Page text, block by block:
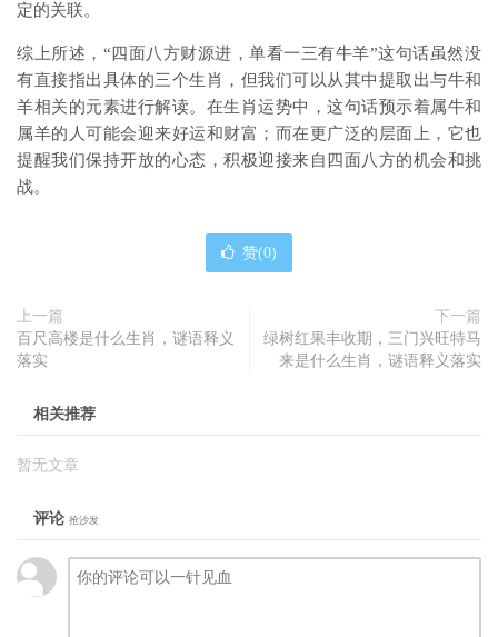
定的关联。
综上所述，“四面八方财源进，单看一三有牛羊”这句话虽然没
有直接指出具体的三个生肖，但我们可以从其中提取出与牛和
羊相关的元素进行解读。在生肖运势中，这句话预示着属牛和
属羊的人可能会迎来好运和财富；而在更广泛的层面上，它也
提醒我们保持开放的心态，积极迎接来自四面八方的机会和挑
战。
赞(0)
上一篇
百尺高楼是什么生肖，谜语释义
落实
下一篇
绿树红果丰收期，三门兴旺特马
来是什么生肖，谜语释义落实
相关推荐
暂无文章
评论 抢沙发